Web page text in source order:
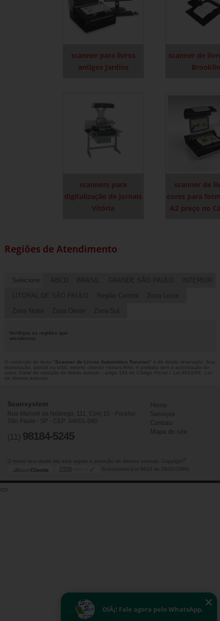
scanner para livros
antigos Jardins
scanner de
Brooklin
scanners para
digitalização de jornais
Vitória
scanner de
cores para
A2 preço no
Regiões de Atendimento
Selecione: ABCD BRASIL GRANDE SÃO PAULO INTERIOR
LITORAL DE SÃO PAULO Região Central Zona Leste
Zona Norte Zona Oeste Zona Sul
Verifique as regiões que
atendemos
O conteúdo do texto " Scanner de Livros Automático Tucuruvi " é de direito reservado. Sua
reprodução, parcial ou total, mesmo citando nossos links, é proibida sem a autorização do
autor. Crime de violação de direito autoral – artigo 184 do Código Penal –
Lei 9610/98 - Lei
de direitos autorais
Scansystem
Rua Manoel da Nóbrega, 111, Conj 10 - Paraíso
São Paulo - SP - CEP: 04001-080
(11) 98184-5245
Home
Serviços
Contato
Mapa do site
O inteiro teor deste site está sujeito à proteção de direitos autorais. Copyright
Scansystem (Lei 9610 de 19/02/1998)
OlÃ¡! Fale agora pelo WhatsApp.